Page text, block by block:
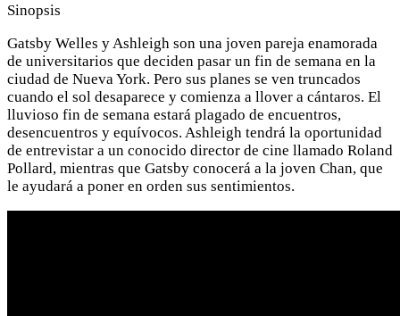
Sinopsis
Gatsby Welles y Ashleigh son una joven pareja enamorada
de universitarios que deciden pasar un fin de semana en la
ciudad de Nueva York. Pero sus planes se ven truncados
cuando el sol desaparece y comienza a llover a cántaros. El
lluvioso fin de semana estará plagado de encuentros,
desencuentros y equívocos. Ashleigh tendrá la oportunidad
de entrevistar a un conocido director de cine llamado Roland
Pollard, mientras que Gatsby conocerá a la joven Chan, que
le ayudará a poner en orden sus sentimientos.